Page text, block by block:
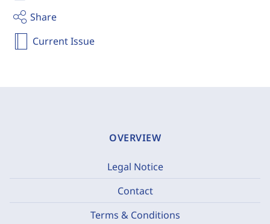
Share
Current Issue
OVERVIEW
Legal Notice
Contact
Terms & Conditions